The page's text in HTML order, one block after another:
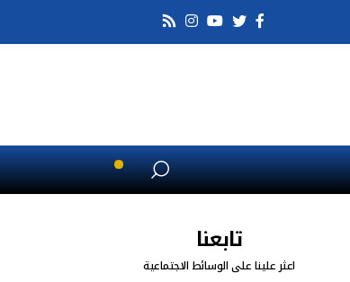
تابعنا
اعثر علينا على الوسائط الاجتماعية